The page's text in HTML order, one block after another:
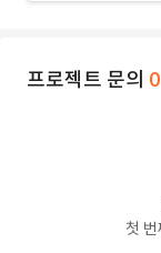
프로젝트 문의 0
첫